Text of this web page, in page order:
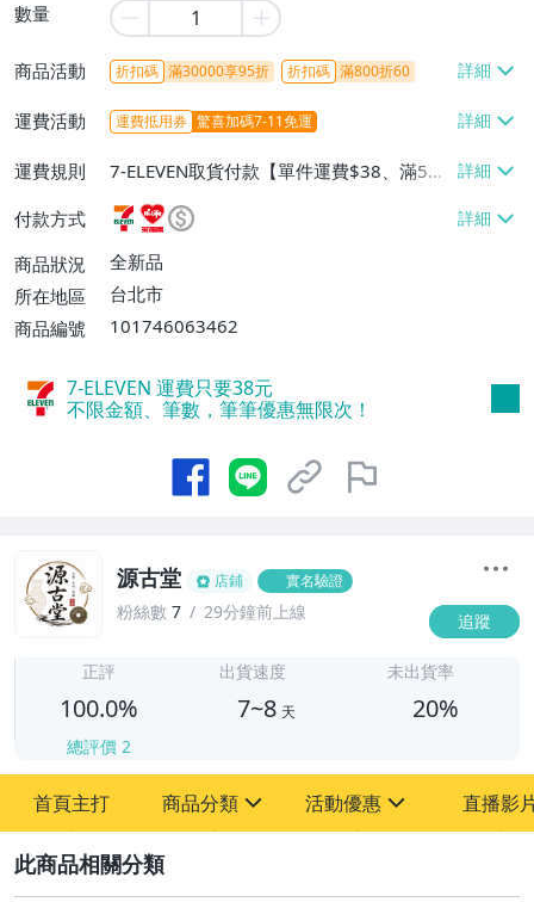
數量
商品活動 折扣碼 滿30000享95折 折扣碼 滿800折60
運費活動 運費抵用券 驚喜加碼7-11免運
運費規則
7-ELEVEN取貨付款【單件運費$38、滿5件
或消費滿$1298免運費】、7-ELEVEN取貨
不付款【免運費】、萊爾富取貨付款【單件
運費$60、滿5件或消費滿$1298免運
費】、宅配/貨運【單件運費$120、滿5件
付款方式
商品狀況
全新品
所在地區
台北市
商品編號
101746063462
7-ELEVEN 運費只要38元
不限金額、筆數，筆筆優惠無限次！
源古堂 店鋪 實名驗證
粉絲數 7 29分鐘前上線 追蹤
正評
100.0%
總評價 2
出貨速度
7~8 天
未出貨率
20%
首頁主打 商品分類
其它
活動優惠
[全店] 周年慶
直播影